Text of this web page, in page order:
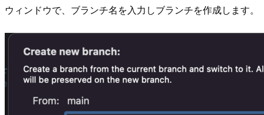
ウィンドウで、ブランチ名を入力しブランチを作成します。